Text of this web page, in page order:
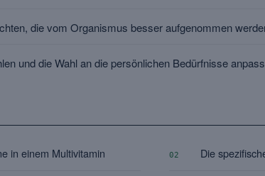
die vom Organismus besser aufgenommen
und die Wahl an die persönlichen Bedürfnisse
in einem Multivitamin 02 Die